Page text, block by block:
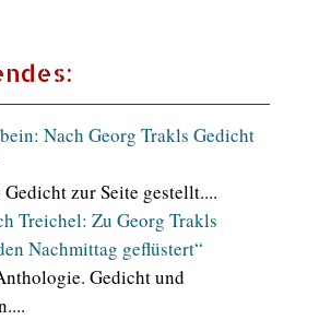
Nach Georg Trakls Gedicht
zur Seite gestellt....
Treichel: Zu Georg Trakls
Nachmittag geflüstert“
Gedicht und